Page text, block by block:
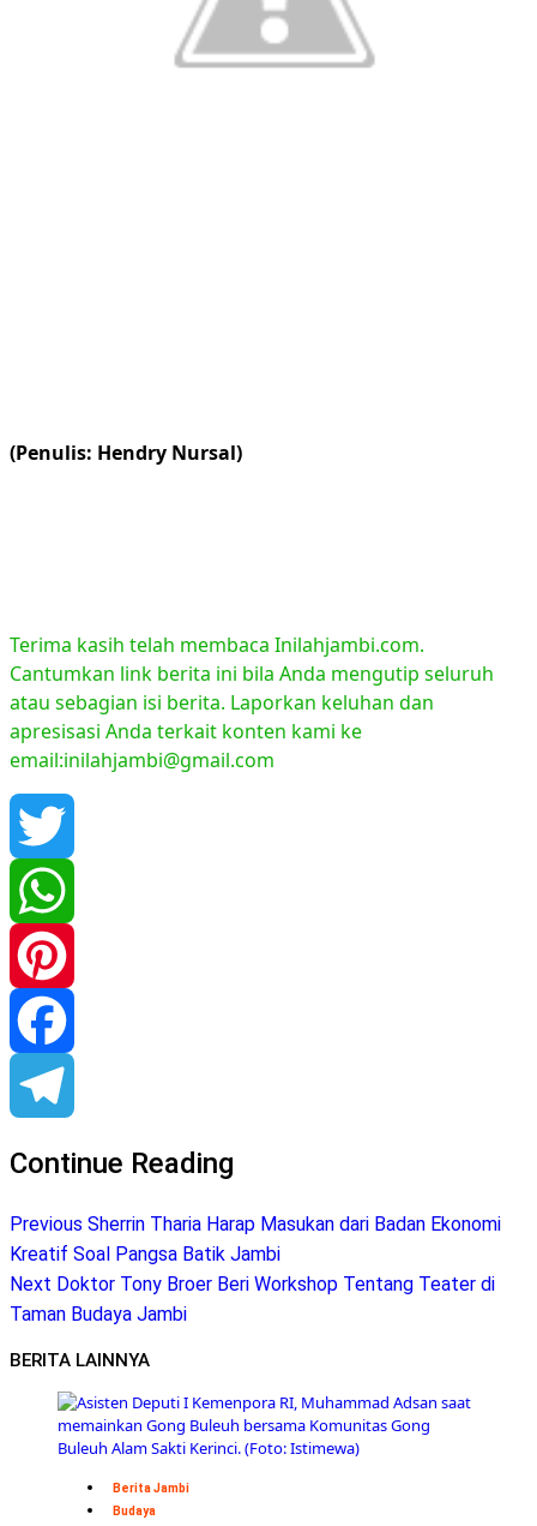
(Penulis: Hendry Nursal)
Terima kasih telah membaca Inilahjambi.com.
Cantumkan link berita ini bila Anda mengutip seluruh
atau sebagian isi berita. Laporkan keluhan dan
apresisasi Anda terkait konten kami ke
email:inilahjambi@gmail.com
Twitter
WhatsApp
Pinterest
Facebook
Telegram
Continue Reading
Previous Sherrin Tharia Harap Masukan dari Badan Ekonomi
Kreatif Soal Pangsa Batik Jambi
Next Doktor Tony Broer Beri Workshop Tentang Teater di
Taman Budaya Jambi
BERITA LAINNYA
Berita Jambi
Budaya